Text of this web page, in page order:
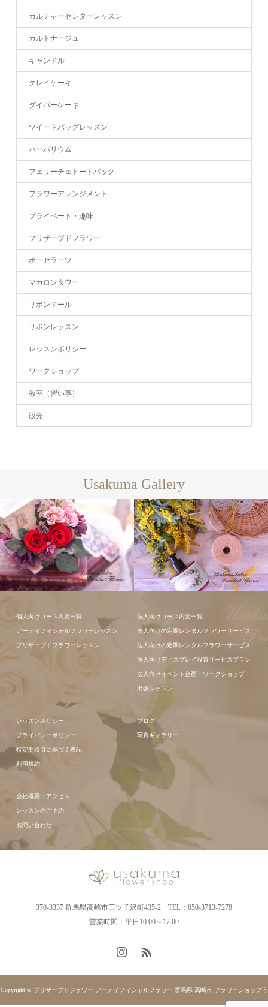
カルチャーセンターレッスン
カルトナージュ
キャンドル
クレイケーキ
ダイパーケーキ
ツイードバッグレッスン
ハーバリウム
フェリーチェトートバッグ
フラワーアレンジメント
プライベート・趣味
プリザーブドフラワー
ポーセラーツ
マカロンタワー
リボンドール
リボンレッスン
レッスンポリシー
ワークショップ
教室（習い事）
販売
Usakuma Gallery
ンジメント
個人向けコース内要一覧
アーティフィシャルフラワーレッスン
プリザーブドフラワーレッスン
法人向けコース内要一覧
法人向けの定期レンタルフラワーサービス
法人向けの定期レンタルフラワーサービス
法人向けディスプレイ設置サービスプラン
法人向けイベント企画・ワークショップ・
出張レッスン
レッスンポリシー
プライバシーポリシー
特定商取引に基づく表記
利用規約
ブログ
写真ギャラリー
会社概要・アクセス
レッスンのご予約
お問い合わせ
370-3337 群馬県高崎市三ツ子沢町435-2 TEL：050-3713-7278
営業時間：平日10:00～17:00
Copyright © プリザーブドフラワー アーティフィシャルフラワー 群馬県 高崎市 フラワーショップう